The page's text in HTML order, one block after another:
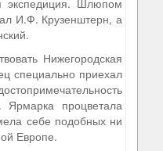
экспедиция. Шлюпом
И.Ф. Крузенштерн, а
Нижегородская
специально приехал
Ярмарка процветала
себе подобных ни
Европе.